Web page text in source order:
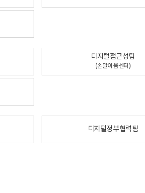
디지털접근성팀
(손말이음센터)
디지털정부협력팀